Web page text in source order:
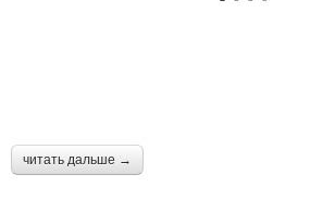
читать дальше →